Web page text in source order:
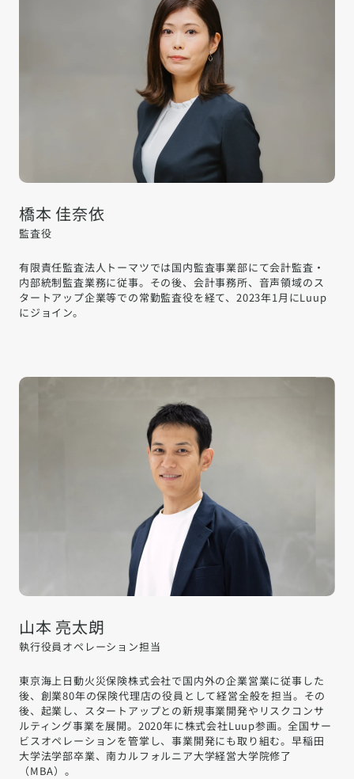
橋本 佳奈依
監査役
有限責任監査法人トーマツでは国内監査事業部にて会計監査・
内部統制監査業務に従事。その後、会計事務所、音声領域のス
タートアップ企業等での常勤監査役を経て、2023年1月にLuup
にジョイン。
山本 亮太朗
執行役員オペレーション担当
東京海上日動火災保険株式会社で国内外の企業営業に従事した
後、創業80年の保険代理店の役員として経営全般を担当。その
後、起業し、スタートアップとの新規事業開発やリスクコンサ
ルティング事業を展開。2020年に株式会社Luup参画。全国サー
ビスオペレーションを管掌し、事業開発にも取り組む。早稲田
大学法学部卒業、南カルフォルニア大学経営大学院修了
（MBA）。